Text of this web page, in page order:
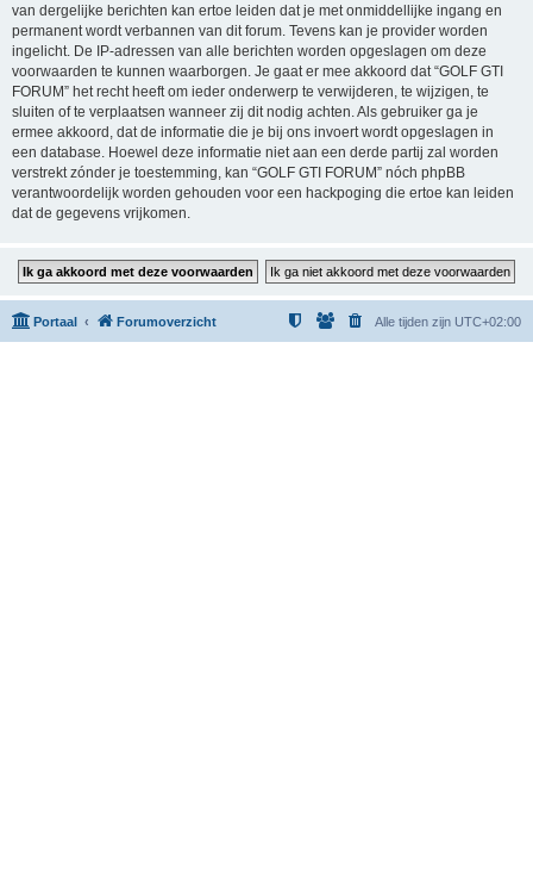
van dergelijke berichten kan ertoe leiden dat je met onmiddellijke ingang en
permanent wordt verbannen van dit forum. Tevens kan je provider worden
ingelicht. De IP-adressen van alle berichten worden opgeslagen om deze
voorwaarden te kunnen waarborgen. Je gaat er mee akkoord dat “GOLF GTI
FORUM” het recht heeft om ieder onderwerp te verwijderen, te wijzigen, te
sluiten of te verplaatsen wanneer zij dit nodig achten. Als gebruiker ga je
ermee akkoord, dat de informatie die je bij ons invoert wordt opgeslagen in
een database. Hoewel deze informatie niet aan een derde partij zal worden
verstrekt zónder je toestemming, kan “GOLF GTI FORUM” nóch phpBB
verantwoordelijk worden gehouden voor een hackpoging die ertoe kan leiden
dat de gegevens vrijkomen.
Portaal Forumoverzicht Alle tijden zijn UTC+02:00